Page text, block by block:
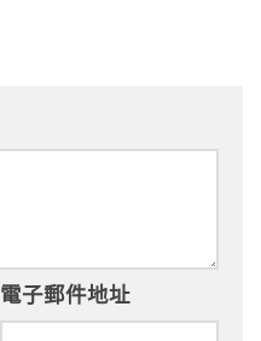
電子郵件地址